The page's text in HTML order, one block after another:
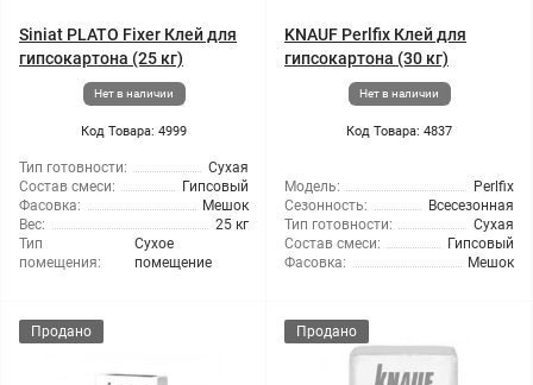
Siniat PLATO Fixer Клей для
гипсокартона (25 кг)
Нет в наличии
Код Товара: 4999
Тип готовности:
Сухая
Состав смеси:
Гипсовый
Фасовка:
Мешок
Вес:
25 кг
Тип
помещения:
Сухое
помещение
KNAUF Perlfix Клей для
гипсокартона (30 кг)
Нет в наличии
Код Товара: 4837
Модель:
Perlfix
Сезонность:
Всесезонная
Тип готовности:
Сухая
Состав смеси:
Гипсовый
Фасовка:
Мешок
Продано Продано